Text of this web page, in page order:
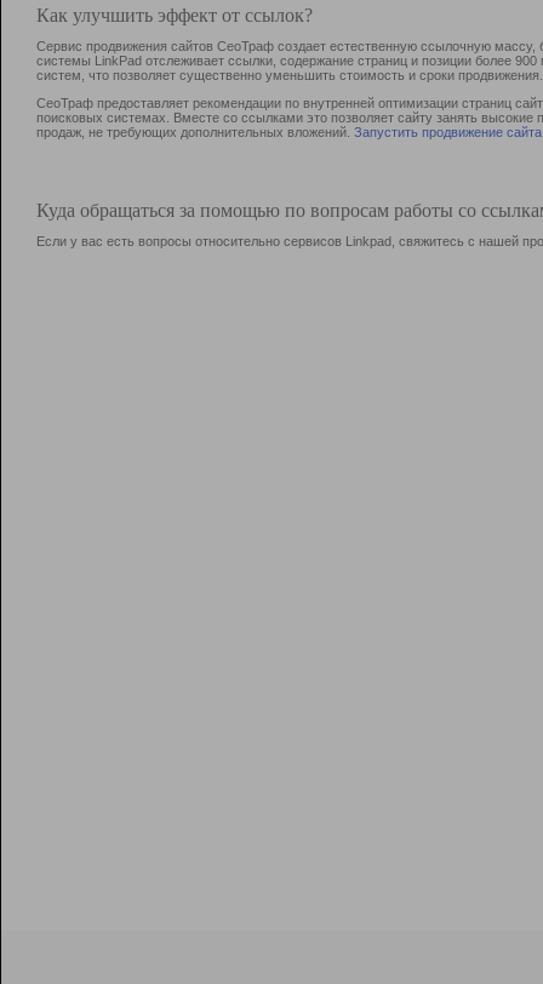
Как улучшить эффект от ссылок?
Сервис продвижения сайтов СеоТраф создает естественную ссылочную
системы LinkPad отслеживает ссылки, содержание страниц и позиции более
систем, что позволяет существенно уменьшить стоимость и сроки продвижения.
СеоТраф предоставляет рекомендации по внутренней оптимизации страниц
поисковых системах. Вместе со ссылками это позволяет сайту занять
продаж, не требующих дополнительных вложений. Запустить продвижение сайта
Куда обращаться за помощью по вопросам работы со
Если у вас есть вопросы относительно сервисов Linkpad, свяжитесь с нашей